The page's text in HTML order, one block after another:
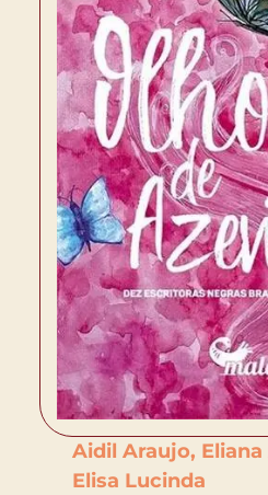
Aidil Araujo, Eliana
Elisa Lucinda